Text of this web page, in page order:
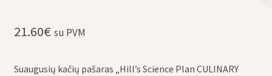
21.60€ su PVM
Suaugusių kačių pašaras „Hill’s Science Plan CULINARY